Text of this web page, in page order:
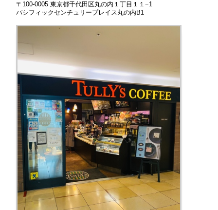
〒100-0005 東京都千代田区丸の内１丁目１１−1
パシフィックセンチュリープレイス丸の内B1